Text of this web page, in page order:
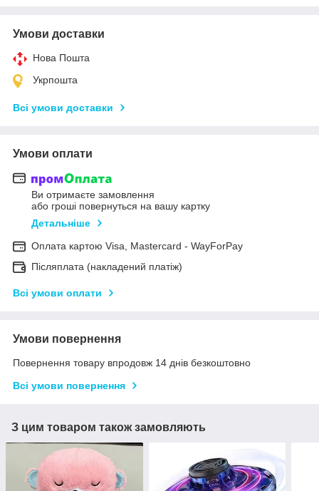
Умови доставки
Нова Пошта
Укрпошта
Всі умови доставки
Умови оплати
Ви отримаєте замовлення
або гроші повернуться на вашу картку
Детальніше
Оплата картою Visa, Mastercard - WayForPay
Післяплата (накладений платіж)
Всі умови оплати
Умови повернення
Повернення товару впродовж 14 днів безкоштовно
Всі умови повернення
З цим товаром також замовляють